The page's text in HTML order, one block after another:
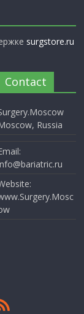
surgstore.ru
Contact
Russia